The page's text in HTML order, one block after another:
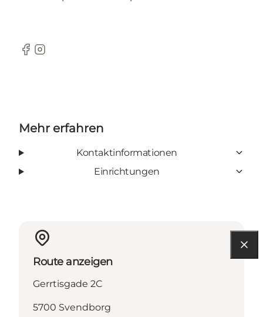
Facebook
Instagram
Mehr erfahren
Kontaktinformationen
Einrichtungen
Route anzeigen
Gerrtisgade 2C
5700 Svendborg